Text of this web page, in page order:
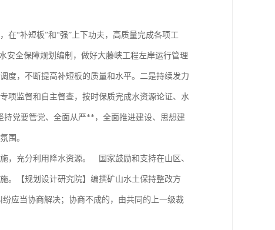
在“补短板”和“强”上下功夫，高质量完成各项工
安全保障规划编制，做好大藤峡工程左岸运行管理
度，不断提高补短板的质量和水平。二是持续发力
项监督和自主督查，按时保质完成水资源论证、水
党要管党、全面从严**，全面推进建设、思想建
围。
，充分利用降水资源。 国家鼓励和支持在山区、
。【规划设计研究院】编撰矿山水土保持整改方
应当协商解决；协商不成的，由共同的上一级裁